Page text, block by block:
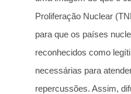
Proliferação Nuclear
para que os países
reconhecidos como
necessárias para
repercussões. Assim,